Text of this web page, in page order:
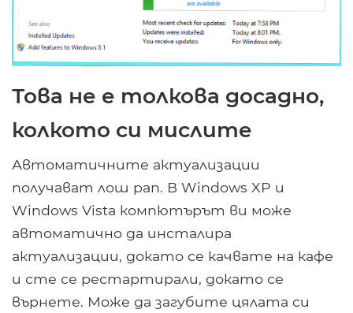
Това не е толкова досадно,
колкото си мислите
Автоматичните актуализации
получават лош рап. В Windows XP и
Windows Vista компютърът ви може
автоматично да инсталира
актуализации, докато се качвате на кафе
и сте се рестартирали, докато се
върнете. Може да загубите цялата си